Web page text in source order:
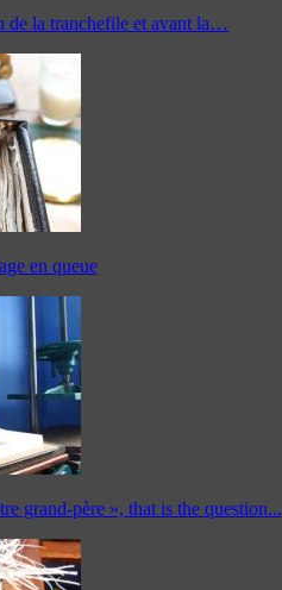
de la tranchefile et avant la…
en queue
grand-père », that is the question...